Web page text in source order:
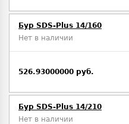
Бур SDS-Plus 14/160
Нет в наличии
526.93000000 руб.
Бур SDS-Plus 14/210
Нет в наличии